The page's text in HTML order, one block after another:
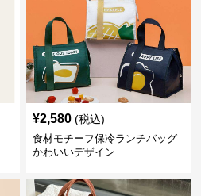
¥2,580 (税込)
食材モチーフ保冷ランチバッグ
かわいいデザイン